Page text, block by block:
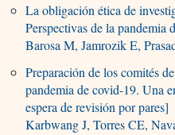
La obligación ética de
Perspectivas de la pandemia
Barosa M, Jamrozik E,
Preparación de los comités
pandemia de covid-19. Una
espera de revisión por pares]
Karbwang J, Torres CE,